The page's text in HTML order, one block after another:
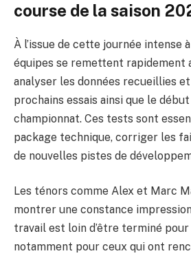
course de la saison
À l’issue de cette journée intense
équipes se remettent rapidement
analyser les données recueillies
prochains essais ainsi que le
championnat. Ces tests sont
package technique, corriger les
de nouvelles pistes de
Les ténors comme Alex et Marc
montrer une constance
travail est loin d’être terminé
notamment pour ceux qui ont